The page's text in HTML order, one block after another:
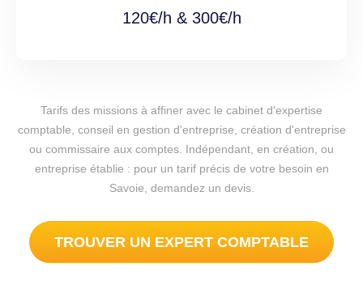
120€/h & 300€/h
Tarifs des missions à affiner avec le cabinet d'expertise
comptable, conseil en gestion d'entreprise, création d'entreprise
ou commissaire aux comptes. Indépendant, en création, ou
entreprise établie : pour un tarif précis de votre besoin en
Savoie, demandez un devis.
TROUVER UN EXPERT COMPTABLE